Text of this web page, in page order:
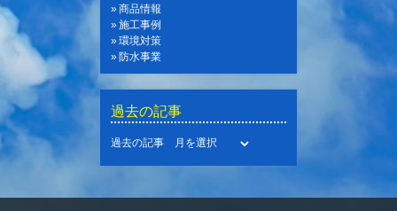
商品情報
施工事例
環境対策
防水事業
過去の記事
過去の記事